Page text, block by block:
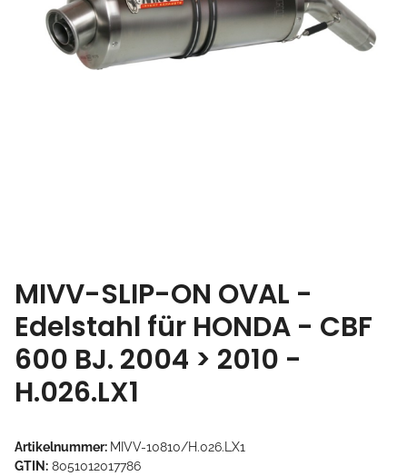
MIVV-SLIP-ON OVAL -
Edelstahl für HONDA - CBF
600 BJ. 2004 > 2010 -
H.026.LX1
Artikelnummer: MIVV-10810/H.026.LX1
GTIN: 8051012017786